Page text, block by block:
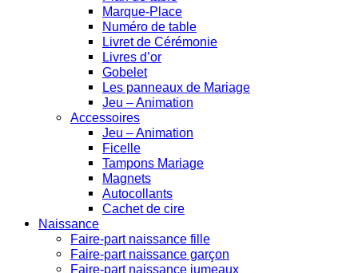
Marque-Place
Numéro de table
Livret de Cérémonie
Livres d’or
Gobelet
Les panneaux de Mariage
Jeu – Animation
Accessoires
Jeu – Animation
Ficelle
Tampons Mariage
Magnets
Autocollants
Cachet de cire
Naissance
Faire-part naissance fille
Faire-part naissance garçon
Faire-part naissance jumeaux